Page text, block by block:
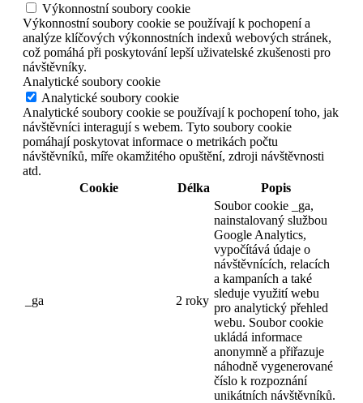
Výkonnostní soubory cookie
Výkonnostní soubory cookie se používají k pochopení a
analýze klíčových výkonnostních indexů webových stránek,
což pomáhá při poskytování lepší uživatelské zkušenosti pro
návštěvníky.
Analytické soubory cookie
Analytické soubory cookie
Analytické soubory cookie se používají k pochopení toho, jak
návštěvníci interagují s webem. Tyto soubory cookie
pomáhají poskytovat informace o metrikách počtu
návštěvníků, míře okamžitého opuštění, zdroji návštěvnosti
atd.
Cookie
Délka Popis
_ga 2 roky
Soubor cookie _ga,
nainstalovaný službou
Google Analytics,
vypočítává údaje o
návštěvnících, relacích
a kampaních a také
sleduje využití webu
pro analytický přehled
webu. Soubor cookie
ukládá informace
anonymně a přiřazuje
náhodně vygenerované
číslo k rozpoznání
unikátních návštěvníků.